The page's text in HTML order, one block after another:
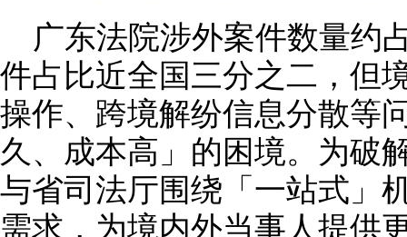
广东法院涉外案件数量约
件占比近全国三分之二，但
操作、跨境解纷信息分散等
久、成本高」的困境。为破
与省司法厅围绕「一站式」
需求，为境内外当事人提供